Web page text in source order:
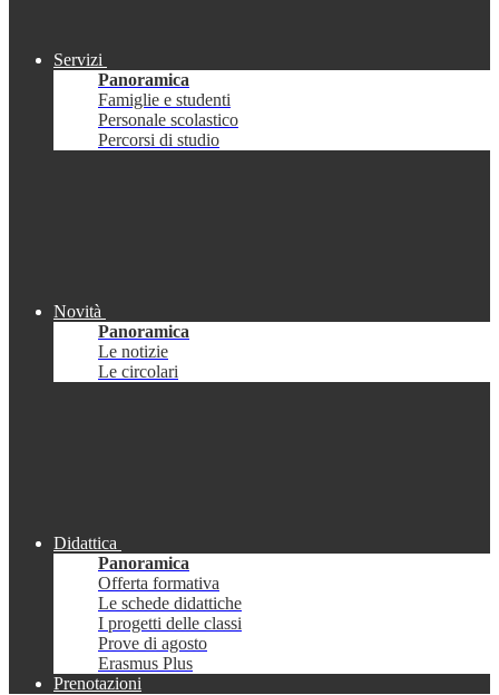
Servizi
Panoramica
Famiglie e studenti
Personale scolastico
Percorsi di studio
Novità
Panoramica
Le notizie
Le circolari
Didattica
Panoramica
Offerta formativa
Le schede didattiche
I progetti delle classi
Prove di agosto
Erasmus Plus
Prenotazioni